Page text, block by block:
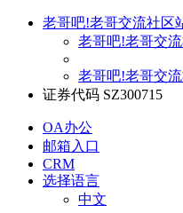
老哥吧!老哥交流社区
老哥吧!老哥交
老哥吧!老哥交
证券代码 SZ300715
OA办公
邮箱入口
CRM
选择语言
中文